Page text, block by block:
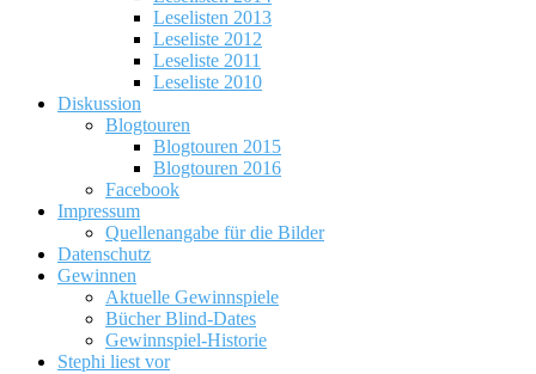
Leselisten 2013
Leseliste 2012
Leseliste 2011
Leseliste 2010
Diskussion
Blogtouren
Blogtouren 2015
Blogtouren 2016
Facebook
Impressum
Quellenangabe für die Bilder
Datenschutz
Gewinnen
Aktuelle Gewinnspiele
Bücher Blind-Dates
Gewinnspiel-Historie
Stephi liest vor